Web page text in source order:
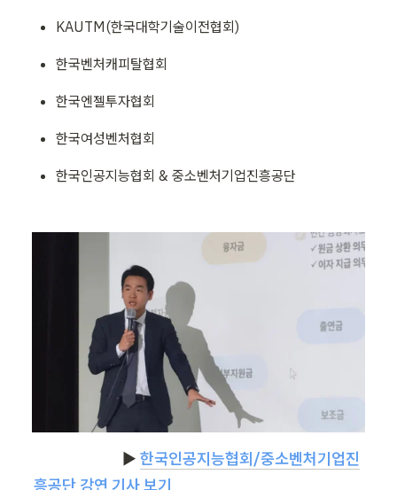
KAUTM(한국대학기술이전협회)
한국벤처캐피탈협회
한국엔젤투자협회
한국여성벤처협회
한국인공지능협회 & 중소벤처기업진흥공단
                         ▶
한국인공지능협회/중소벤처기업진
흥공단 강연 기사 보기